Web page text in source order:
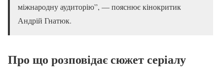
міжнародну аудиторію”, — пояснює кінокритик
Андрій Гнатюк.
Про що розповідає сюжет серіалу